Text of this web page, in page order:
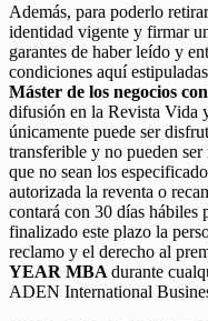
Además, para poderlo
identidad vigente y firmar
garantes de haber leído y
condiciones aquí
Máster de los negocios
difusión en la Revista Vida
únicamente puede ser
transferible y no pueden
que no sean los
autorizada la reventa o
contará con 30 días hábiles
finalizado este plazo la
reclamo y el derecho al
YEAR MBA durante
ADEN International